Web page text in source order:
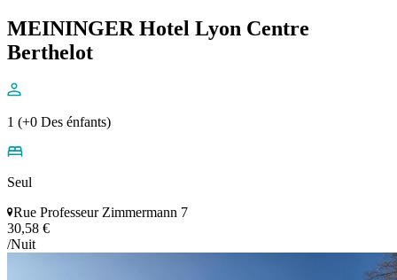
MEININGER Hotel Lyon Centre
Berthelot
1 (+0 Des énfants)
Seul
Rue Professeur Zimmermann 7
30,58 €
/Nuit